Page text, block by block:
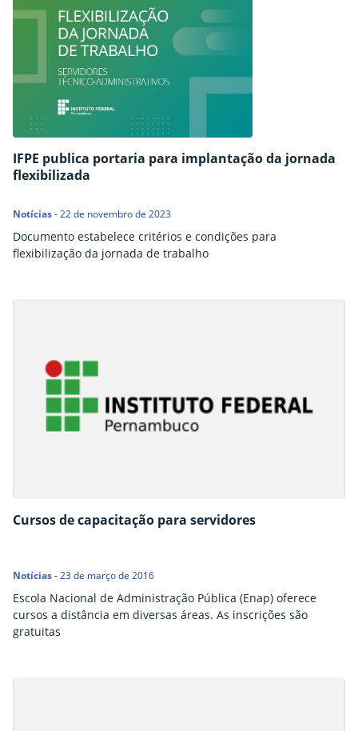
IFPE publica portaria para implantação da jornada
flexibilizada
Notícias-22 de novembro de 2023
Documento estabelece critérios e condições para
flexibilização da jornada de trabalho
Cursos de capacitação para servidores
Notícias-23 de março de 2016
Escola Nacional de Administração Pública (Enap) oferece
cursos a distância em diversas áreas. As inscrições são
gratuitas